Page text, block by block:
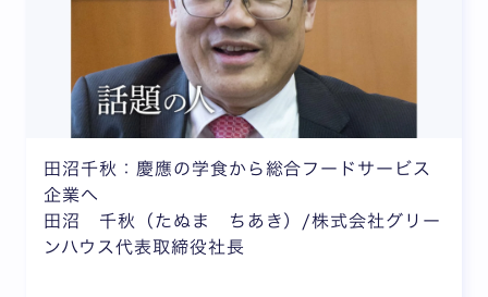
田沼千秋：慶應の学食から総合フードサービス
企業へ
田沼 千秋（たぬま ちあき）/株式会社グリー
ンハウス代表取締役社長